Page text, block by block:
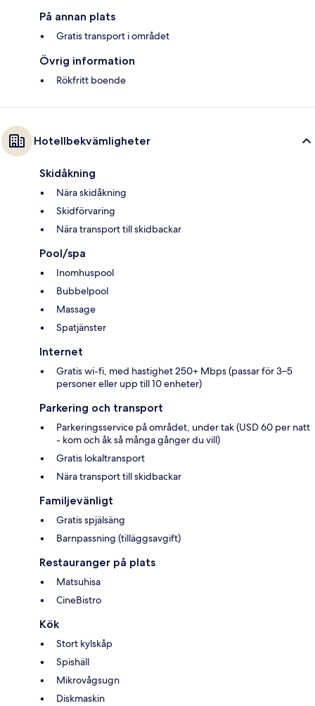
På annan plats
Gratis transport i området
Övrig information
Rökfritt boende
Hotellbekvämligheter
Skidåkning
Nära skidåkning
Skidförvaring
Nära transport till skidbackar
Pool/spa
Inomhuspool
Bubbelpool
Massage
Spatjänster
Internet
Gratis wi-fi, med hastighet 250+ Mbps (passar för 3–5
personer eller upp till 10 enheter)
Parkering och transport
Parkeringsservice på området, under tak (USD 60 per natt
- kom och åk så många gånger du vill)
Gratis lokaltransport
Nära transport till skidbackar
Familjevänligt
Gratis spjälsäng
Barnpassning (tilläggsavgift)
Restauranger på plats
Matsuhisa
CineBistro
Kök
Stort kylskåp
Spishäll
Mikrovågsugn
Diskmaskin